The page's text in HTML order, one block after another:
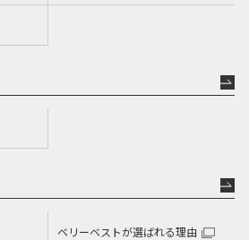
ベリーベストが選ばれる理由